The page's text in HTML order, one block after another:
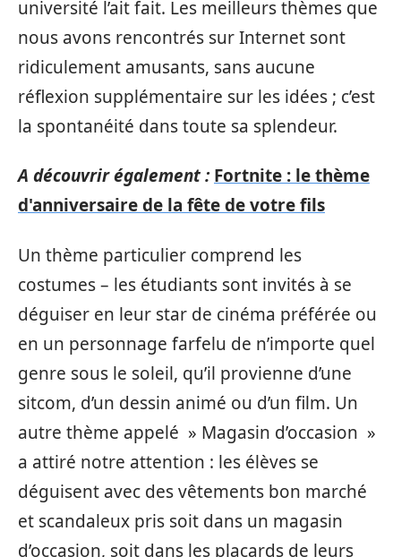
université l’ait fait. Les meilleurs thèmes que
nous avons rencontrés sur Internet sont
ridiculement amusants, sans aucune
réflexion supplémentaire sur les idées ; c’est
la spontanéité dans toute sa splendeur.
A découvrir également : Fortnite : le thème
d'anniversaire de la fête de votre fils
Un thème particulier comprend les
costumes – les étudiants sont invités à se
déguiser en leur star de cinéma préférée ou
en un personnage farfelu de n’importe quel
genre sous le soleil, qu’il provienne d’une
sitcom, d’un dessin animé ou d’un film. Un
autre thème appelé » Magasin d’occasion »
a attiré notre attention : les élèves se
déguisent avec des vêtements bon marché
et scandaleux pris soit dans un magasin
d’occasion, soit dans les placards de leurs